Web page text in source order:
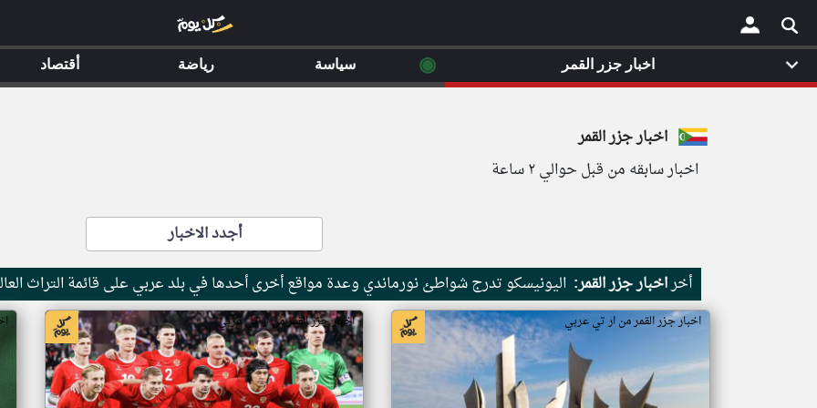
×
اخبار جزر القمر
اخبار سابقه من قبل حوالي ٢ ساعة
أجدد الاخبار
أخراخبار جزر القمر: اليونيسكو تدرج شواطئ نورماندي وعدة مواقع أخرى أحدها في بلد عربي على قائمة التراث
اخبار جزر القمر من ار تي عربي اخبار جزر القمر من ار تي عربي
اخبار جزر القمر ◉ سياسة رياضة أقتصاد